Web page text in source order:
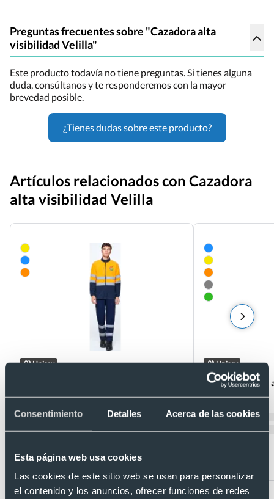
Consentimiento Detalles Acerca de las cookies
Esta página web usa cookies
Las cookies de este sitio web se usan para personalizar
el contenido y los anuncios, ofrecer funciones de redes
Preguntas frecuentes sobre "Cazadora alta
visibilidad Velilla"
Este producto todavía no tiene preguntas. Si tienes alguna
duda, consúltanos y te responderemos con la mayor
brevedad posible.
¿Tienes dudas sobre este producto?
Artículos relacionados con Cazadora
alta visibilidad Velilla
Unisex
Recíbelo
Desde 13,21 €
Unisex
Cazadora